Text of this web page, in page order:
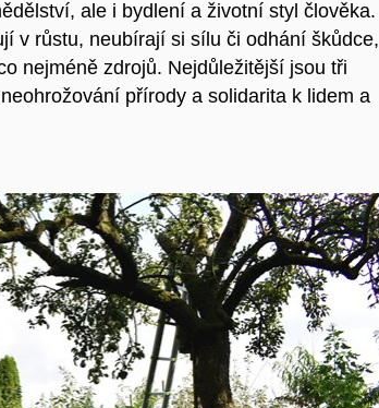
ale i bydlení a životní styl člověka.
v růstu, neubírají si sílu či odhání škůdce,
nejméně zdrojů. Nejdůležitější jsou tři
přírody a solidarita k lidem a